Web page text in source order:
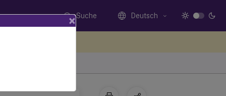
Suche Deutsch
×